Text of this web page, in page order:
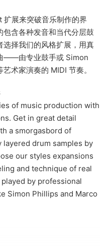
展来突破音乐制作的界
包含各种发音和当代分层鼓
择我们的风格扩展，用真
——由专业鼓手或 Simon
术家演奏的 MIDI 节奏。
of music production with
Get in great detail
a smorgasbord of
drum samples by
our styles expansions
and technique of real
by professional
Simon Phillips and Marco